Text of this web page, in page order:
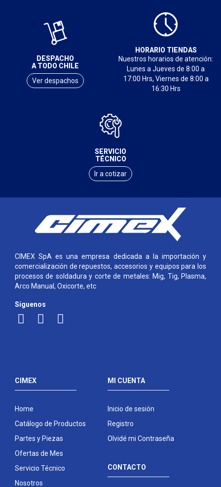
DESPACHO
A TODO CHILE
Ver despachos
HORARIO TIENDAS
Nuestros horarios de atención:
Lunes a Jueves de 8:00 a
17:00 Hrs, Viernes de 8:00 a
16:30 Hrs
SERVICIO
TÉCNICO
Ir a cotizar
CIMEX SpA es una empresa dedicada a la importación y
comercialización de repuestos, accesorios y equipos para los
procesos de soldadura y corte de metales: Mig, Tig, Plasma,
Arco Manual, Oxicorte, etc
Síguenos
CIMEX
Home
Catálogo de Productos
Partes y Piezas
Ofertas de Mes
Servicio Técnico
Nosotros
MI CUENTA
Inicio de sesión
Registro
Olvidé mi Contraseña
CONTACTO